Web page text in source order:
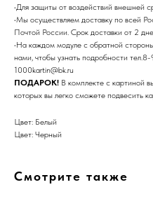
•Для защиты от воздействий внешней
•Мы осуществляем доставку по всей
Почтой России. Срок доставки от 2
•На каждом модуле с обратной
нами, чтобы узнать подробности
1000kartin@bk.ru
ПОДАРОК! В комплекте с картиной
которых вы легко сможете подвесить
Цвет: Белый
Цвет: Черный
Смотрите также